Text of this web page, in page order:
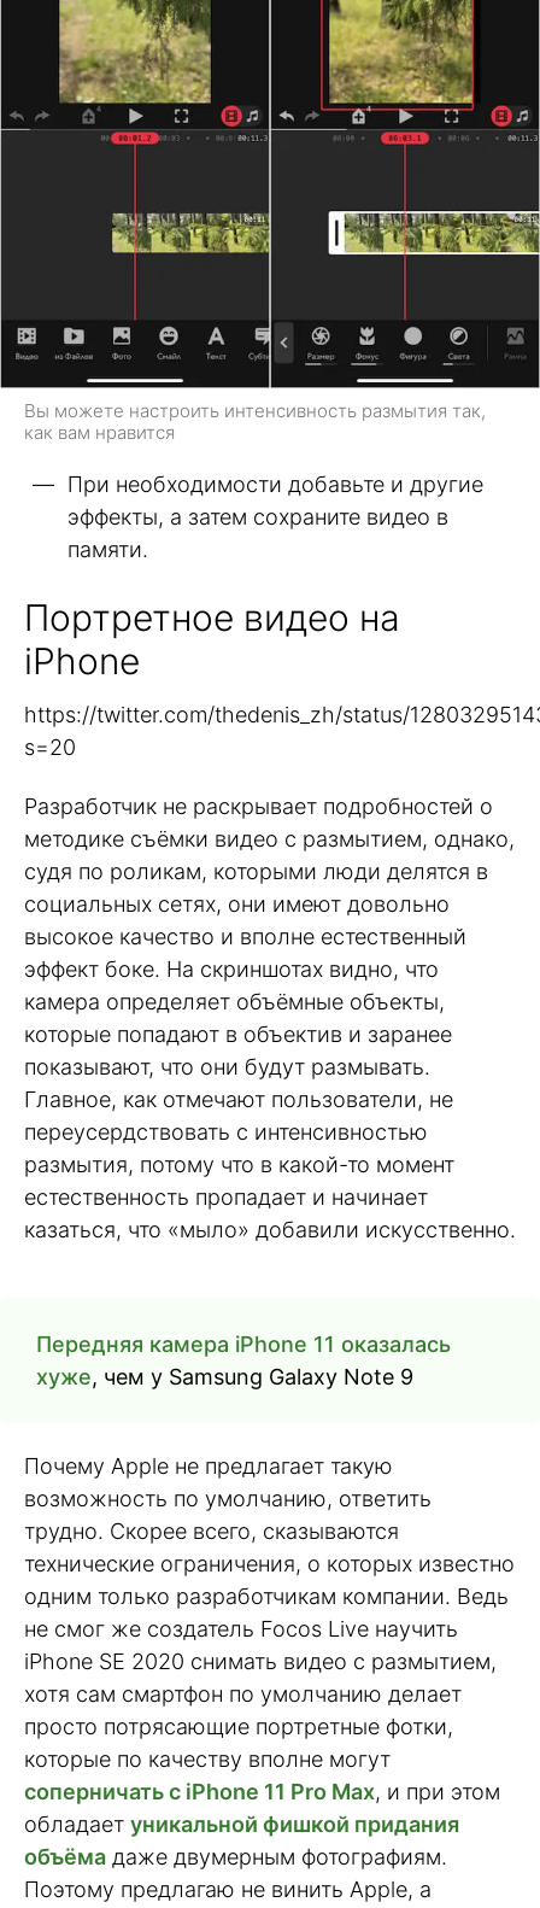
Вы можете настроить интенсивность размытия так,
как вам нравится
При необходимости добавьте и другие
эффекты, а затем сохраните видео в
памяти.
Портретное видео на
iPhone
https://twitter.com/thedenis_zh/status/
s=20
Разработчик не раскрывает подробностей о
методике съёмки видео с размытием, однако,
судя по роликам, которыми люди делятся в
социальных сетях, они имеют довольно
высокое качество и вполне естественный
эффект боке. На скриншотах видно, что
камера определяет объёмные объекты,
которые попадают в объектив и заранее
показывают, что они будут размывать.
Главное, как отмечают пользователи, не
переусердствовать с интенсивностью
размытия, потому что в какой-то момент
естественность пропадает и начинает
казаться, что «мыло» добавили искусственно.
Передняя камера iPhone 11 оказалась
хуже, чем у Samsung Galaxy Note 9
Почему Apple не предлагает такую
возможность по умолчанию, ответить
трудно. Скорее всего, сказываются
технические ограничения, о которых известно
одним только разработчикам компании. Ведь
не смог же создатель Focos Live научить
iPhone SE 2020 снимать видео с размытием,
хотя сам смартфон по умолчанию делает
просто потрясающие портретные фотки,
которые по качеству вполне могут
соперничать с iPhone 11 Pro Max, и при этом
обладает уникальной фишкой придания
объёма даже двумерным фотографиям.
Поэтому предлагаю не винить Apple, а